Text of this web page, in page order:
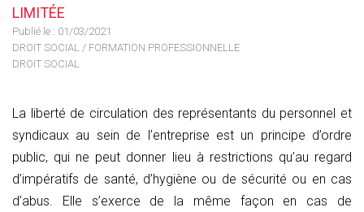
LIMITÉE
Publié le : 01/03/2021
DROIT SOCIAL / FORMATION PROFESSIONNELLE
DROIT SOCIAL
La liberté de circulation des représentants du personnel et
syndicaux au sein de l’entreprise est un principe d’ordre
public, qui ne peut donner lieu à restrictions qu’au regard
d’impératifs de santé, d’hygiène ou de sécurité ou en cas
d’abus. Elle s’exerce de la même façon en cas de